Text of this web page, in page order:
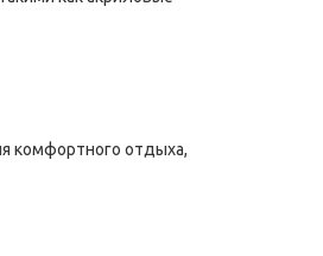
комфортного отдыха,